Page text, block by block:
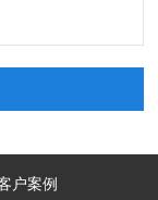
户案例